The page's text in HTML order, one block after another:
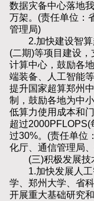
数据灾备中心落地
万架。(责任单位：
管理局)
2.加快建设智算
(二期)等项目建设
计算中心，鼓励各
端装备、人工智能
提升国家超算郑州
制，鼓励各地为中
低算力使用成本和
超过2000PFLOPS(
过30%。(责任单位
化厅、通信管理局
(三)积极发展技
1.加快发展人工
学、郑州大学、省
开展重大基础研究